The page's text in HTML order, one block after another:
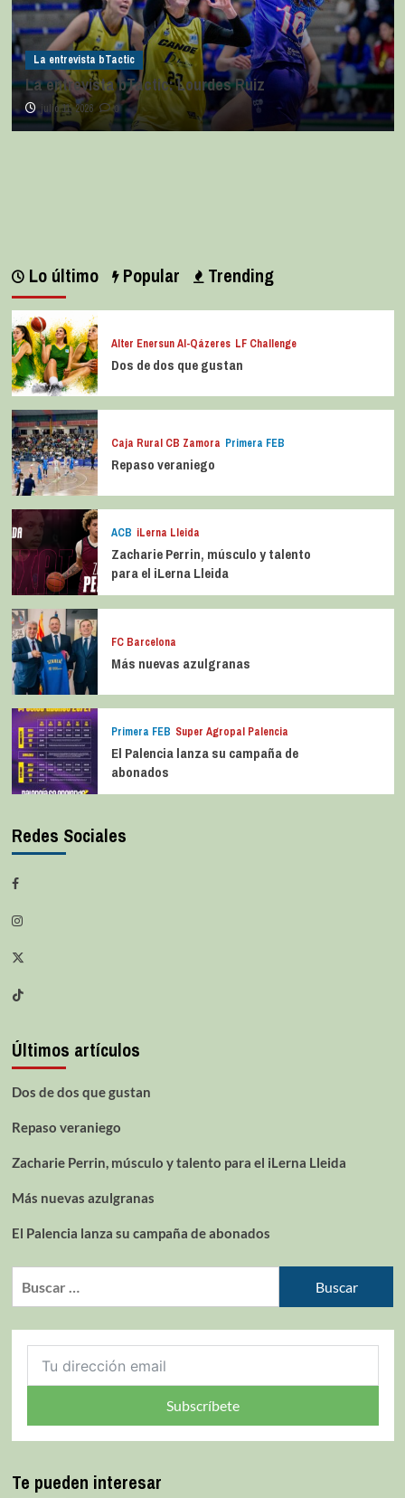
La entrevista bTactic
La entrevista bTactic: Lourdes Ruiz
julio 11, 2026 0
Lo último Popular Trending
Alter Enersun Al-Qázeres LF Challenge
Dos de dos que gustan
Caja Rural CB Zamora Primera FEB
Repaso veraniego
ACB iLerna Lleida
Zacharie Perrin, músculo y talento
para el iLerna Lleida
FC Barcelona
Más nuevas azulgranas
Primera FEB Super Agropal Palencia
El Palencia lanza su campaña de
abonados
Redes Sociales
Últimos artículos
Dos de dos que gustan
Repaso veraniego
Zacharie Perrin, músculo y talento para el iLerna Lleida
Más nuevas azulgranas
El Palencia lanza su campaña de abonados
Subscríbete
Te pueden interesar